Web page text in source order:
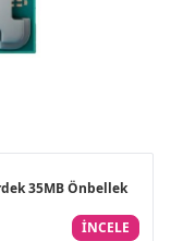
35MB Önbellek
INCELE